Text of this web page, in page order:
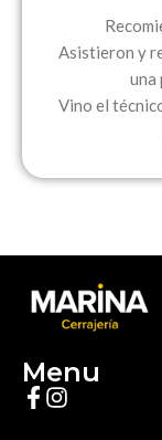
Asistieron y
una
Vino el
Menu